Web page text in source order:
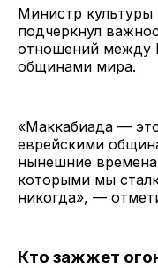
Министр
подчеркнул
отношений между
общинами мира.
«Маккабиада —
еврейскими
нынешние
которыми мы
никогда», —
Кто зажжет